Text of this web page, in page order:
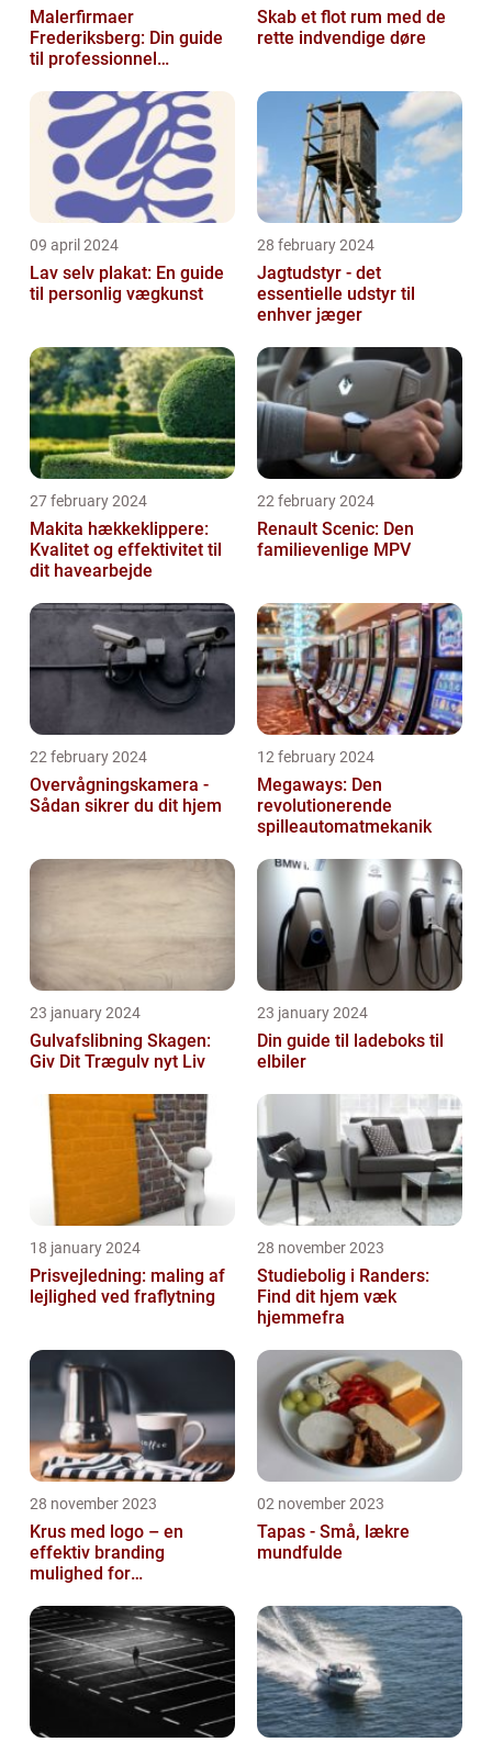
Malerfirmaer
Frederiksberg: Din guide
til professionnel
Skab et flot rum med de
rette indvendige døre
09 april 2024
Lav selv plakat: En guide
til personlig vægkunst
28 february 2024
Jagtudstyr - det
essentielle udstyr til
enhver jæger
27 february 2024
Makita hækkeklippere:
Kvalitet og effektivitet til
dit havearbejde
22 february 2024
Renault Scenic: Den
familievenlige MPV
22 february 2024
Overvågningskamera -
Sådan sikrer du dit hjem
12 february 2024
Megaways: Den
revolutionerende
spilleautomatmekanik
23 january 2024
Gulvafslibning Skagen:
Giv Dit Trægulv nyt Liv
23 january 2024
Din guide til ladeboks til
elbiler
18 january 2024
Prisvejledning: maling af
lejlighed ved fraflytning
28 november 2023
Studiebolig i Randers:
Find dit hjem væk
hjemmefra
28 november 2023
Krus med logo – en
effektiv branding
mulighed for
02 november 2023
Tapas - Små, lækre
mundfulde